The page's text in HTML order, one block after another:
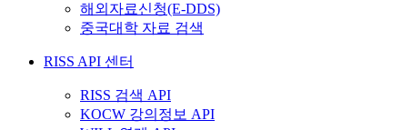
해외자료신청(E-DDS)
중국대학 자료 검색
RISS API 센터
RISS 검색 API
KOCW 강의정보 API